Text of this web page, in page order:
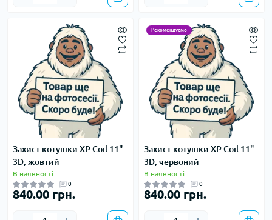
Захист котушки XP Coil 11"
3D, жовтий
В наявності
0
840.00 грн.
Рекомендуємо
Захист котушки XP Coil 11"
3D, червоний
В наявності
0
840.00 грн.